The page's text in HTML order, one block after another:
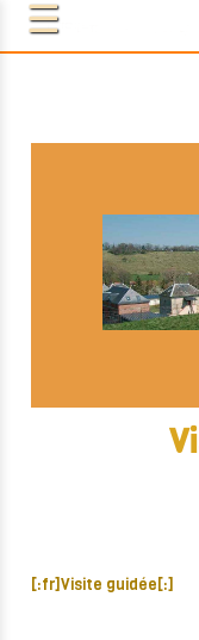
[:fr]Visite guidée[:]